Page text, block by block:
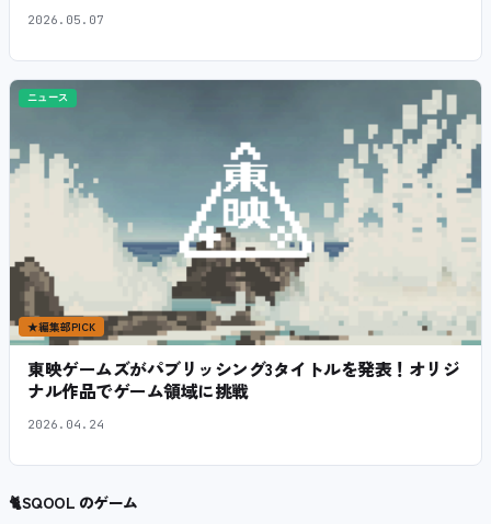
2026.05.07
ニュース
★編集部PICK
東映ゲームズがパブリッシング3タイトルを発表！オリジ
ナル作品でゲーム領域に挑戦
2026.04.24
🐈SQOOL のゲーム